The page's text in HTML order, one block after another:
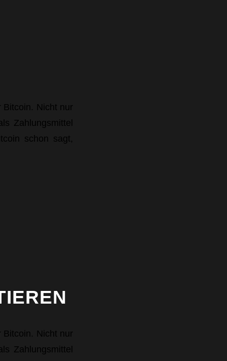
Bitcoin. Nicht nur
Zahlungsmittel
schon sagt,
Bitcoin. Nicht nur
Zahlungsmittel